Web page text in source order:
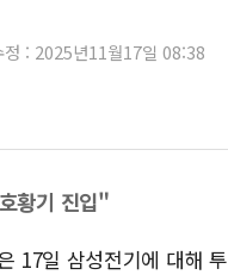
정 : 2025년11월17일 08:38
황기 진입"
17일 삼성전기에 대해